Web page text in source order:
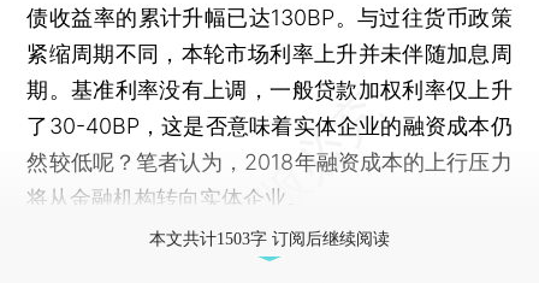
债收益率的累计升幅已达130BP。与过往货币政策
紧缩周期不同，本轮市场利率上升并未伴随加息周
期。基准利率没有上调，一般贷款加权利率仅上升
了30-40BP，这是否意味着实体企业的融资成本仍
然较低呢？笔者认为，2018年融资成本的上行压力
将从金融机构转向实体企业。
本文共计1503字 订阅后继续阅读